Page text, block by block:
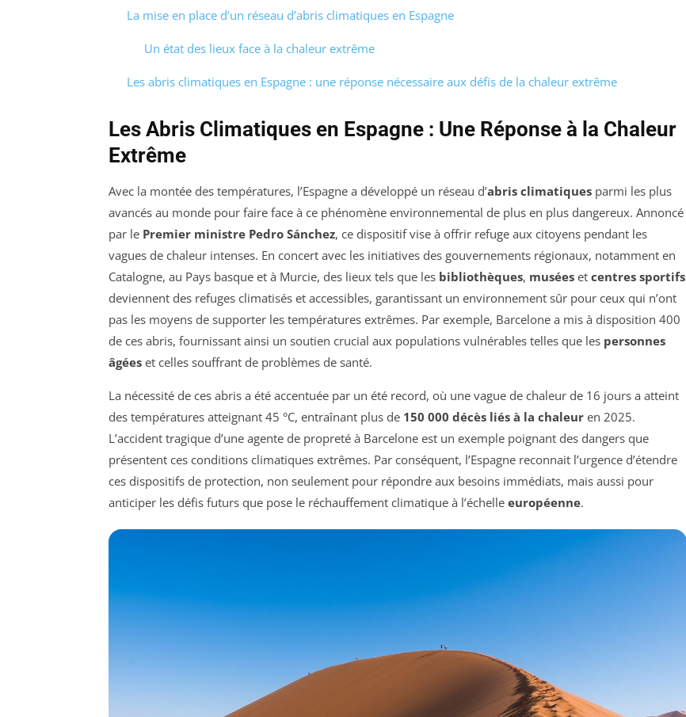
La mise en place d’un réseau d’abris climatiques en Espagne
Un état des lieux face à la chaleur extrême
Les abris climatiques en Espagne : une réponse nécessaire aux défis de la chaleur extrême
Les Abris Climatiques en Espagne : Une Réponse à la Chaleur
Extrême
Avec la montée des températures, l’Espagne a développé un réseau d’abris climatiques parmi les plus
avancés au monde pour faire face à ce phénomène environnemental de plus en plus dangereux. Annoncé
par le Premier ministre Pedro Sánchez, ce dispositif vise à offrir refuge aux citoyens pendant les
vagues de chaleur intenses. En concert avec les initiatives des gouvernements régionaux, notamment en
Catalogne, au Pays basque et à Murcie, des lieux tels que les bibliothèques, musées et centres sportifs
deviennent des refuges climatisés et accessibles, garantissant un environnement sûr pour ceux qui n’ont
pas les moyens de supporter les températures extrêmes. Par exemple, Barcelone a mis à disposition 400
de ces abris, fournissant ainsi un soutien crucial aux populations vulnérables telles que les personnes
âgées et celles souffrant de problèmes de santé.
La nécessité de ces abris a été accentuée par un été record, où une vague de chaleur de 16 jours a atteint
des températures atteignant 45 °C, entraînant plus de 150 000 décès liés à la chaleur en 2025.
L’accident tragique d’une agente de propreté à Barcelone est un exemple poignant des dangers que
présentent ces conditions climatiques extrêmes. Par conséquent, l’Espagne reconnait l’urgence d’étendre
ces dispositifs de protection, non seulement pour répondre aux besoins immédiats, mais aussi pour
anticiper les défis futurs que pose le réchauffement climatique à l’échelle européenne.